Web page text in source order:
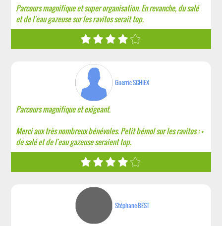
Parcours magnifique et super organisation. En revanche, du salé
et de l'eau gazeuse sur les ravitos serait top.
Guerric SCHIEX
Parcours magnifique et exigeant.
Merci aux très nombreux bénévoles. Petit bémol sur les ravitos : +
de salé et de l'eau gazeuse seraient top.
Stéphane BEST